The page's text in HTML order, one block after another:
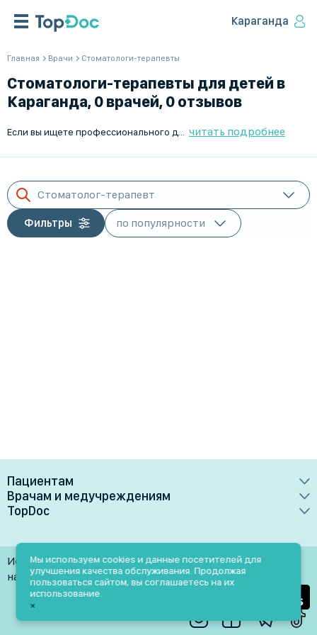
Караганда
Главная Врачи Стоматологи-терапевты
Стоматологи-терапевты для детей в
Караганда, 0 врачей, 0 отзывов
читать подробнее
Стоматолог-терапевт
Фильтры
Пациентам
Врачи
Клиники
Лаборатории
Услуги
Блог
Акции и скидки
Врачам и медучреждениям
Преимущества
Медучреждениям
Врачам
TopDoc
Контакты
Помощь
Использование материалов разрешено только при
наличии активной ссылки на источник
Мы используем cookies и данные посетителей для
улучшения качества обслуживания. Продолжая
пользоваться сайтом, вы соглашаетесь на их
использование.
×